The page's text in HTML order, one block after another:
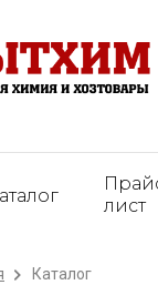
лист
Каталог